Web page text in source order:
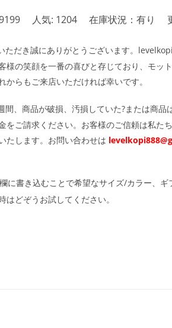
人気: 1204 在庫状況：有り
ただき誠にありがとうございます。
様の笑顔を一番の喜びと存じており、モッ
らもご来店いただければ幸いです。
間、商品が破損、汚損していた?または商
をご請求ください。お客様のご信頼は私た
たします。お問い合わせは
に書き込むことで希望なサイズ/カラー、
はどぞうお試してください。